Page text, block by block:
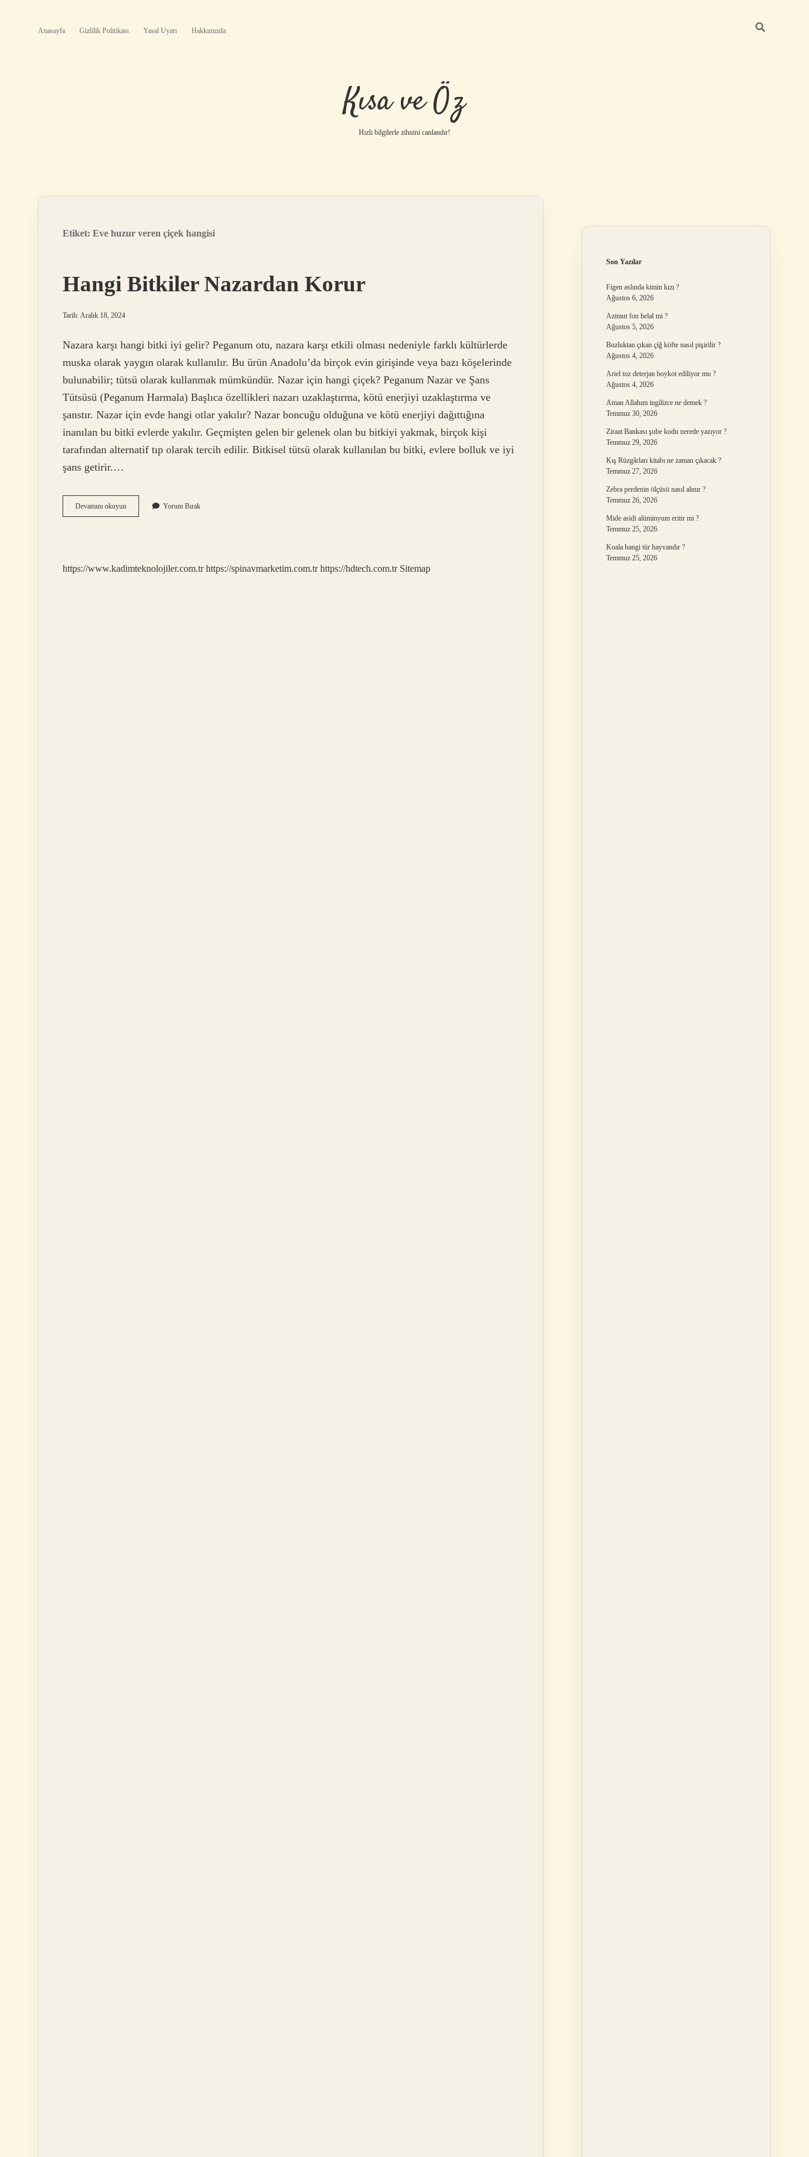
Anasayfa Gizlilik Politikası Yasal Uyarı Hakkımızda
Kısa ve Öz
Hızlı bilgilerle zihnini canlandır!
Etiket: Eve huzur veren çiçek hangisi
Hangi Bitkiler Nazardan Korur
Tarih: Aralık 18, 2024
Nazara karşı hangi bitki iyi gelir? Peganum otu, nazara karşı etkili olması nedeniyle farklı kültürlerde
muska olarak yaygın olarak kullanılır. Bu ürün Anadolu’da birçok evin girişinde veya bazı köşelerinde
bulunabilir; tütsü olarak kullanmak mümkündür. Nazar için hangi çiçek? Peganum Nazar ve Şans
Tütsüsü (Peganum Harmala) Başlıca özellikleri nazarı uzaklaştırma, kötü enerjiyi uzaklaştırma ve
şanstır. Nazar için evde hangi otlar yakılır? Nazar boncuğu olduğuna ve kötü enerjiyi dağıttığına
inanılan bu bitki evlerde yakılır. Geçmişten gelen bir gelenek olan bu bitkiyi yakmak, birçok kişi
tarafından alternatif tıp olarak tercih edilir. Bitkisel tütsü olarak kullanılan bu bitki, evlere bolluk ve iyi
şans getirir.…
Devamını okuyunHangi
Bitkiler
Yorum Bırak
https://www.kadimteknolojiler.com.tr https://spinavmarketim.com.tr https://hdtech.com.tr Sitemap
Son Yazılar
Figen aslında kimin kızı ?
Ağustos 6, 2026
Azimut fon helal mi ?
Ağustos 5, 2026
Buzluktan çıkan çiğ köfte nasıl pişirilir ?
Ağustos 4, 2026
Ariel toz deterjan boykot ediliyor mu ?
Ağustos 4, 2026
Aman Allahım ingilizce ne demek ?
Temmuz 30, 2026
Ziraat Bankası şube kodu nerede yazıyor ?
Temmuz 29, 2026
Kış Rüzgârları kitabı ne zaman çıkacak ?
Temmuz 27, 2026
Zebra perdenin ölçüsü nasıl alınır ?
Temmuz 26, 2026
Mide asidi alüminyum eritir mi ?
Temmuz 25, 2026
Koala hangi tür hayvandır ?
Temmuz 25, 2026